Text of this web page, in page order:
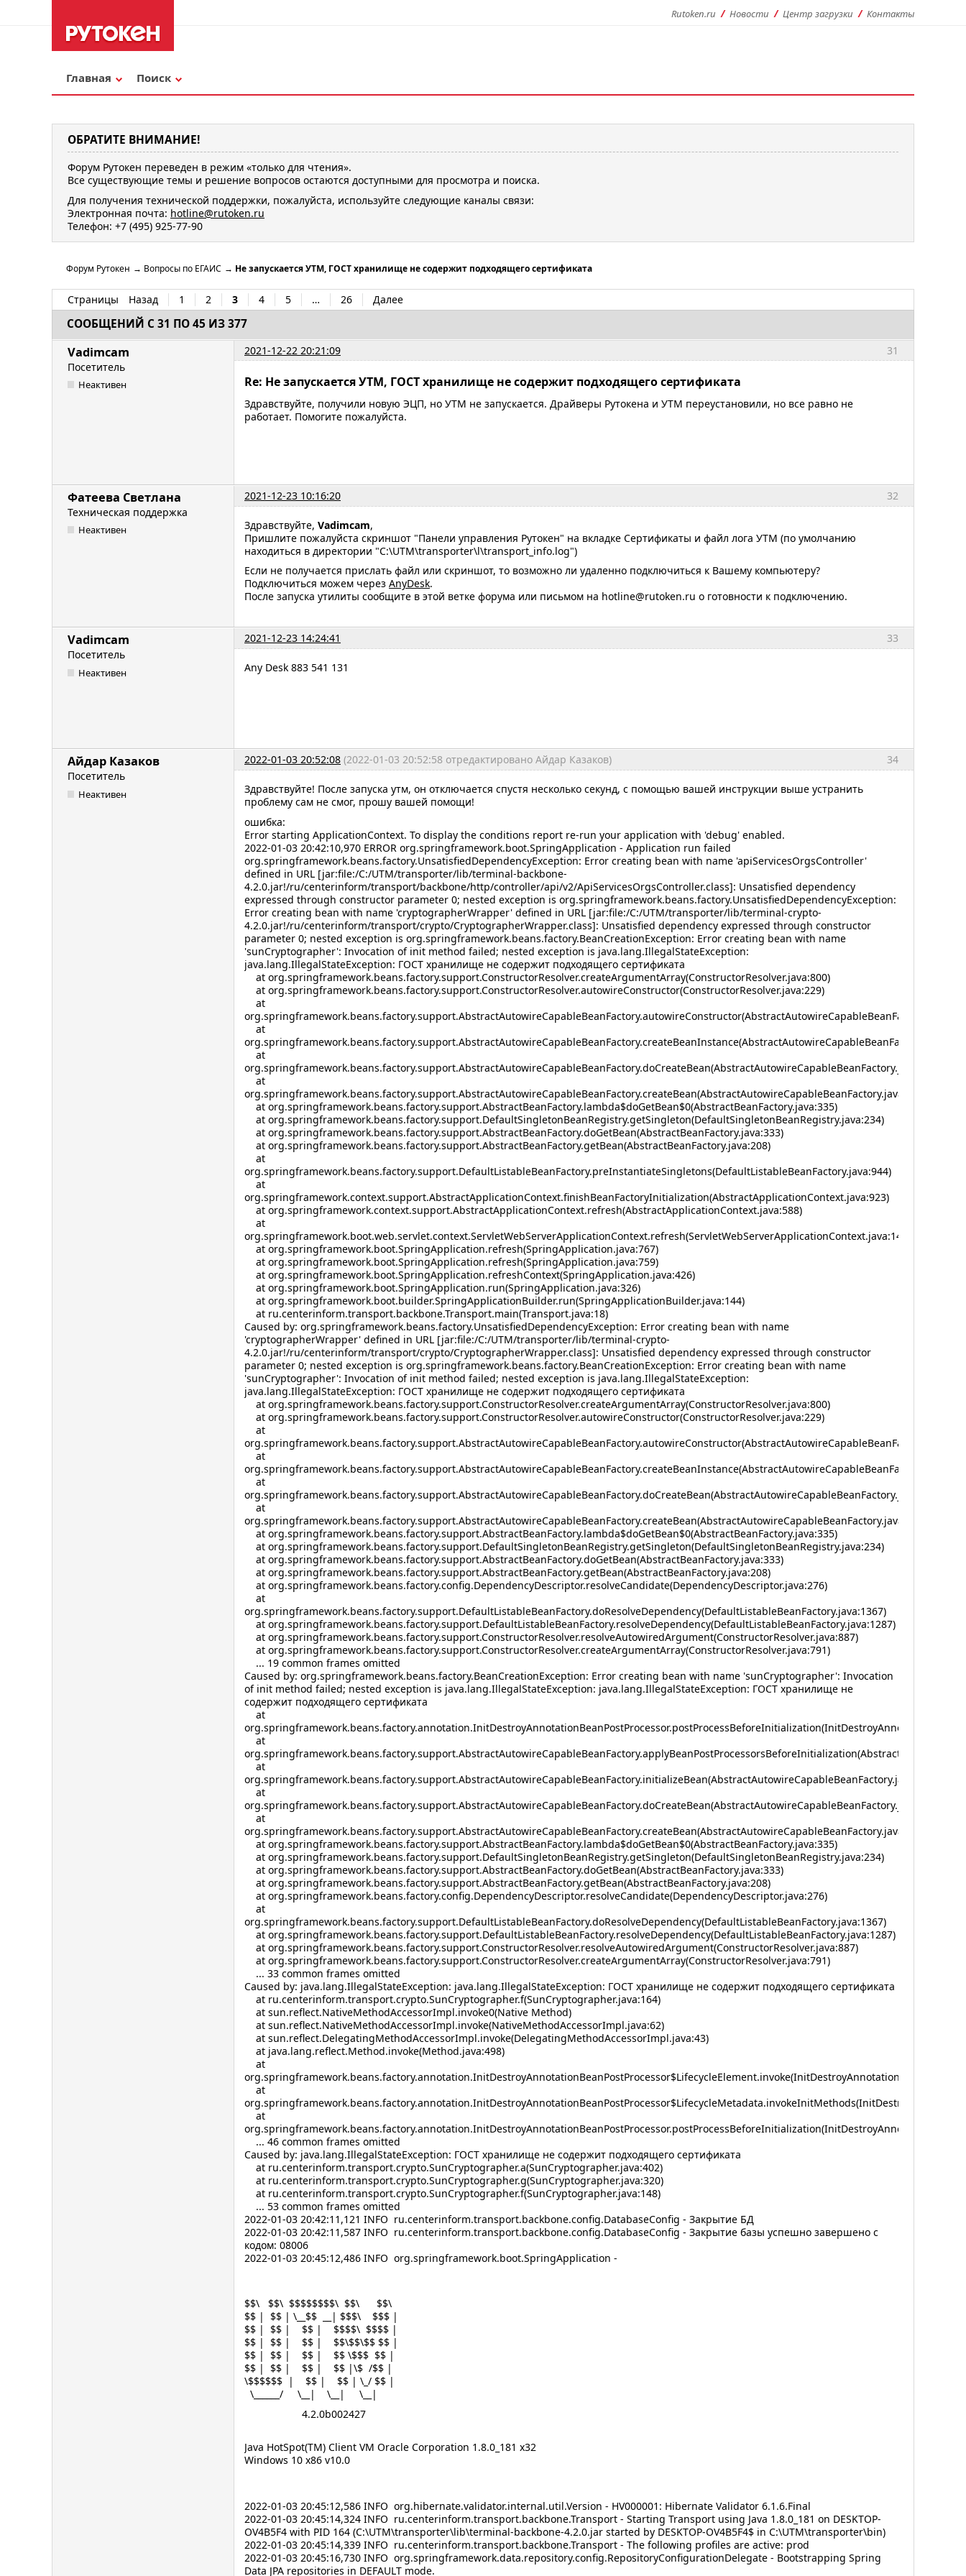
Rutoken.ru Новости Центр загрузки Контакты
Главная Поиск
ОБРАТИТЕ ВНИМАНИЕ!
Форум Рутокен переведен в режим «только для чтения».
Все существующие темы и решение вопросов остаются доступными для просмотра и поиска.
Для получения технической поддержки, пожалуйста, используйте следующие каналы связи:
Электронная почта: hotline@rutoken.ru
Телефон: +7 (495) 925-77-90
Форум Рутокен → Вопросы по ЕГАИС → Не запускается УТМ, ГОСТ хранилище не содержит подходящего сертификата
Страницы Назад 1 2 3 4 5 … 26 Далее
СООБЩЕНИЙ С 31 ПО 45 ИЗ 377
31
Vadimcam
2021-12-22 20:21:09
Посетитель
Неактивен Re: Не запускается УТМ, ГОСТ хранилище не содержит подходящего сертификата
Здравствуйте, получили новую ЭЦП, но УТМ не запускается. Драйверы Рутокена и УТМ переустановили, но все равно не
работает. Помогите пожалуйста.
32
Фатеева Светлана
2021-12-23 10:16:20
Техническая поддержка
Неактивен Здравствуйте, Vadimcam,
Пришлите пожалуйста скриншот "Панели управления Рутокен" на вкладке Сертификаты и файл лога УТМ (по умолчанию
находиться в директории "C:\UTM\transporter\l\transport_info.log")
Если не получается прислать файл или скриншот, то возможно ли удаленно подключиться к Вашему компьютеру?
Подключиться можем через AnyDesk.
После запуска утилиты сообщите в этой ветке форума или письмом на hotline@rutoken.ru о готовности к подключению.
33
Vadimcam
2021-12-23 14:24:41
Посетитель
Неактивен Any Desk 883 541 131
34
Айдар Казаков 2022-01-03 20:52:08 (2022-01-03 20:52:58 отредактировано Айдар Казаков)
Посетитель
Неактивен
Здравствуйте! После запуска утм, он отключается спустя несколько секунд, с помощью вашей инструкции выше устранить
проблему сам не смог, прошу вашей помощи!
ошибка:
Error starting ApplicationContext. To display the conditions report re-run your application with 'debug' enabled.
2022-01-03 20:42:10,970 ERROR org.springframework.boot.SpringApplication - Application run failed
org.springframework.beans.factory.UnsatisfiedDependencyException: Error creating bean with name 'apiServicesOrgsController'
defined in URL [jar:file:/C:/UTM/transporter/lib/terminal-backbone-
4.2.0.jar!/ru/centerinform/transport/backbone/http/controller/api/v2/ApiServicesOrgsController.class]: Unsatisfied dependency
expressed through constructor parameter 0; nested exception is org.springframework.beans.factory.UnsatisfiedDependencyException:
Error creating bean with name 'cryptographerWrapper' defined in URL [jar:file:/C:/UTM/transporter/lib/terminal-crypto-
4.2.0.jar!/ru/centerinform/transport/crypto/CryptographerWrapper.class]: Unsatisfied dependency expressed through constructor
parameter 0; nested exception is org.springframework.beans.factory.BeanCreationException: Error creating bean with name
'sunCryptographer': Invocation of init method failed; nested exception is java.lang.IllegalStateException:
java.lang.IllegalStateException: ГОСТ хранилище не содержит подходящего сертификата
at org.springframework.beans.factory.support.ConstructorResolver.createArgumentArray(ConstructorResolver.java:800)
at org.springframework.beans.factory.support.ConstructorResolver.autowireConstructor(ConstructorResolver.java:229)
at
at
at
org.springframework.beans.factory.support.AbstractAutowireCapableBeanFactory.doCreateBean(AbstractAutowireCapableBeanFactory.java:571)
at
org.springframework.beans.factory.support.AbstractAutowireCapableBeanFactory.createBean(AbstractAutowireCapableBeanFactory.java:531)
at org.springframework.beans.factory.support.AbstractBeanFactory.lambda$doGetBean$0(AbstractBeanFactory.java:335)
at org.springframework.beans.factory.support.DefaultSingletonBeanRegistry.getSingleton(DefaultSingletonBeanRegistry.java:234)
at org.springframework.beans.factory.support.AbstractBeanFactory.doGetBean(AbstractBeanFactory.java:333)
at org.springframework.beans.factory.support.AbstractBeanFactory.getBean(AbstractBeanFactory.java:208)
at
org.springframework.beans.factory.support.DefaultListableBeanFactory.preInstantiateSingletons(DefaultListableBeanFactory.java:944)
at
org.springframework.context.support.AbstractApplicationContext.finishBeanFactoryInitialization(AbstractApplicationContext.java:923)
at org.springframework.context.support.AbstractApplicationContext.refresh(AbstractApplicationContext.java:588)
at
org.springframework.boot.web.servlet.context.ServletWebServerApplicationContext.refresh(ServletWebServerApplicationContext.java:144)
at org.springframework.boot.SpringApplication.refresh(SpringApplication.java:767)
at org.springframework.boot.SpringApplication.refresh(SpringApplication.java:759)
at org.springframework.boot.SpringApplication.refreshContext(SpringApplication.java:426)
at org.springframework.boot.SpringApplication.run(SpringApplication.java:326)
at org.springframework.boot.builder.SpringApplicationBuilder.run(SpringApplicationBuilder.java:144)
at ru.centerinform.transport.backbone.Transport.main(Transport.java:18)
Caused by: org.springframework.beans.factory.UnsatisfiedDependencyException: Error creating bean with name
'cryptographerWrapper' defined in URL [jar:file:/C:/UTM/transporter/lib/terminal-crypto-
4.2.0.jar!/ru/centerinform/transport/crypto/CryptographerWrapper.class]: Unsatisfied dependency expressed through constructor
parameter 0; nested exception is org.springframework.beans.factory.BeanCreationException: Error creating bean with name
'sunCryptographer': Invocation of init method failed; nested exception is java.lang.IllegalStateException:
java.lang.IllegalStateException: ГОСТ хранилище не содержит подходящего сертификата
at org.springframework.beans.factory.support.ConstructorResolver.createArgumentArray(ConstructorResolver.java:800)
at org.springframework.beans.factory.support.ConstructorResolver.autowireConstructor(ConstructorResolver.java:229)
at
at
at
org.springframework.beans.factory.support.AbstractAutowireCapableBeanFactory.doCreateBean(AbstractAutowireCapableBeanFactory.java:571)
at
org.springframework.beans.factory.support.AbstractAutowireCapableBeanFactory.createBean(AbstractAutowireCapableBeanFactory.java:531)
at org.springframework.beans.factory.support.AbstractBeanFactory.lambda$doGetBean$0(AbstractBeanFactory.java:335)
at org.springframework.beans.factory.support.DefaultSingletonBeanRegistry.getSingleton(DefaultSingletonBeanRegistry.java:234)
at org.springframework.beans.factory.support.AbstractBeanFactory.doGetBean(AbstractBeanFactory.java:333)
at org.springframework.beans.factory.support.AbstractBeanFactory.getBean(AbstractBeanFactory.java:208)
at org.springframework.beans.factory.config.DependencyDescriptor.resolveCandidate(DependencyDescriptor.java:276)
at
org.springframework.beans.factory.support.DefaultListableBeanFactory.doResolveDependency(DefaultListableBeanFactory.java:1367)
at org.springframework.beans.factory.support.DefaultListableBeanFactory.resolveDependency(DefaultListableBeanFactory.java:1287)
at org.springframework.beans.factory.support.ConstructorResolver.resolveAutowiredArgument(ConstructorResolver.java:887)
at org.springframework.beans.factory.support.ConstructorResolver.createArgumentArray(ConstructorResolver.java:791)
... 19 common frames omitted
Caused by: org.springframework.beans.factory.BeanCreationException: Error creating bean with name 'sunCryptographer': Invocation
of init method failed; nested exception is java.lang.IllegalStateException: java.lang.IllegalStateException: ГОСТ хранилище не
содержит подходящего сертификата
at
at
at
org.springframework.beans.factory.support.AbstractAutowireCapableBeanFactory.initializeBean(AbstractAutowireCapableBeanFactory.java:1780)
at
org.springframework.beans.factory.support.AbstractAutowireCapableBeanFactory.doCreateBean(AbstractAutowireCapableBeanFactory.java:609)
at
org.springframework.beans.factory.support.AbstractAutowireCapableBeanFactory.createBean(AbstractAutowireCapableBeanFactory.java:531)
at org.springframework.beans.factory.support.AbstractBeanFactory.lambda$doGetBean$0(AbstractBeanFactory.java:335)
at org.springframework.beans.factory.support.DefaultSingletonBeanRegistry.getSingleton(DefaultSingletonBeanRegistry.java:234)
at org.springframework.beans.factory.support.AbstractBeanFactory.doGetBean(AbstractBeanFactory.java:333)
at org.springframework.beans.factory.support.AbstractBeanFactory.getBean(AbstractBeanFactory.java:208)
at org.springframework.beans.factory.config.DependencyDescriptor.resolveCandidate(DependencyDescriptor.java:276)
at
org.springframework.beans.factory.support.DefaultListableBeanFactory.doResolveDependency(DefaultListableBeanFactory.java:1367)
at org.springframework.beans.factory.support.DefaultListableBeanFactory.resolveDependency(DefaultListableBeanFactory.java:1287)
at org.springframework.beans.factory.support.ConstructorResolver.resolveAutowiredArgument(ConstructorResolver.java:887)
at org.springframework.beans.factory.support.ConstructorResolver.createArgumentArray(ConstructorResolver.java:791)
... 33 common frames omitted
Caused by: java.lang.IllegalStateException: java.lang.IllegalStateException: ГОСТ хранилище не содержит подходящего сертификата
at ru.centerinform.transport.crypto.SunCryptographer.f(SunCryptographer.java:164)
at sun.reflect.NativeMethodAccessorImpl.invoke0(Native Method)
at sun.reflect.NativeMethodAccessorImpl.invoke(NativeMethodAccessorImpl.java:62)
at sun.reflect.DelegatingMethodAccessorImpl.invoke(DelegatingMethodAccessorImpl.java:43)
at java.lang.reflect.Method.invoke(Method.java:498)
at
at
at
... 46 common frames omitted
Caused by: java.lang.IllegalStateException: ГОСТ хранилище не содержит подходящего сертификата
at ru.centerinform.transport.crypto.SunCryptographer.a(SunCryptographer.java:402)
at ru.centerinform.transport.crypto.SunCryptographer.g(SunCryptographer.java:320)
at ru.centerinform.transport.crypto.SunCryptographer.f(SunCryptographer.java:148)
... 53 common frames omitted
2022-01-03 20:42:11,121 INFO ru.centerinform.transport.backbone.config.DatabaseConfig - Закрытие БД
2022-01-03 20:42:11,587 INFO ru.centerinform.transport.backbone.config.DatabaseConfig - Закрытие базы успешно завершено с
кодом: 08006
2022-01-03 20:45:12,486 INFO org.springframework.boot.SpringApplication -
$$\ $$\ $$$$$$$$\ $$\ $$\
$$ | $$ | \__$$ __| $$$\ $$$ |
$$ | $$ | $$ | $$$$\ $$$$ |
$$ | $$ | $$ | $$\$$\$$ $$ |
$$ | $$ | $$ | $$ \$$$ $$ |
$$ | $$ | $$ | $$ |\$ /$$ |
\$$$$$$ | $$ | $$ | \_/ $$ |
\______/ \__| \__| \__|
4.2.0b002427
Java HotSpot(TM) Client VM Oracle Corporation 1.8.0_181 x32
Windows 10 x86 v10.0
2022-01-03 20:45:12,586 INFO org.hibernate.validator.internal.util.Version - HV000001: Hibernate Validator 6.1.6.Final
2022-01-03 20:45:14,324 INFO ru.centerinform.transport.backbone.Transport - Starting Transport using Java 1.8.0_181 on DESKTOP-
OV4B5F4 with PID 164 (C:\UTM\transporter\lib\terminal-backbone-4.2.0.jar started by DESKTOP-OV4B5F4$ in C:\UTM\transporter\bin)
2022-01-03 20:45:14,339 INFO ru.centerinform.transport.backbone.Transport - The following profiles are active: prod
2022-01-03 20:45:16,730 INFO org.springframework.data.repository.config.RepositoryConfigurationDelegate - Bootstrapping Spring
Data JPA repositories in DEFAULT mode.